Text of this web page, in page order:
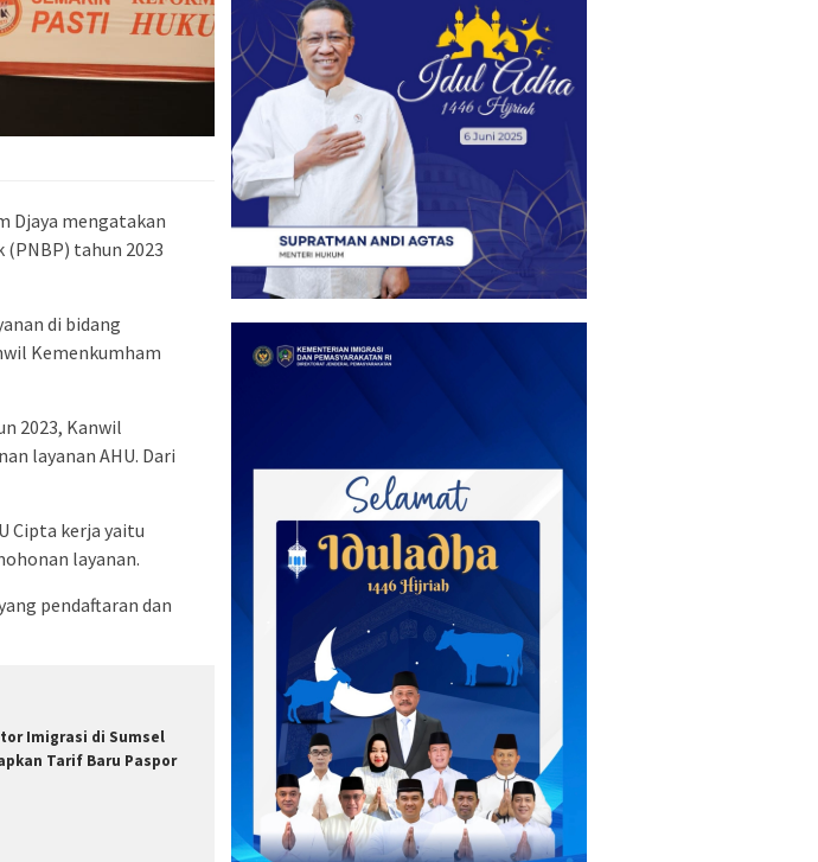
Djaya mengatakan
tahun 2023
di bidang
Kemenkumham
2023, Kanwil
layanan AHU. Dari
Cipta kerja yaitu
layanan.
pendaftaran dan
Imigrasi di Sumsel
Tarif Baru Paspor